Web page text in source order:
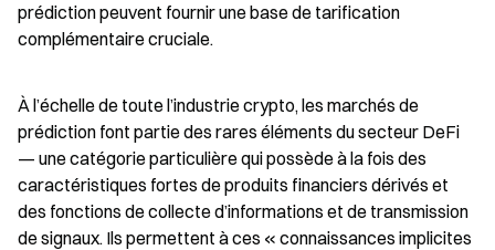
prédiction peuvent fournir une base de tarification
complémentaire cruciale.
À l’échelle de toute l’industrie crypto, les marchés de
prédiction font partie des rares éléments du secteur DeFi
— une catégorie particulière qui possède à la fois des
caractéristiques fortes de produits financiers dérivés et
des fonctions de collecte d’informations et de transmission
de signaux. Ils permettent à ces « connaissances implicites